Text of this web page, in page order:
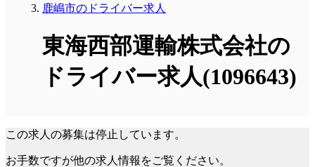
鹿嶋市のドライバー求人
東海西部運輸株式会社の
ドライバー求人(1096643)
この求人の募集は停止しています。
お手数ですが他の求人情報をご覧ください。